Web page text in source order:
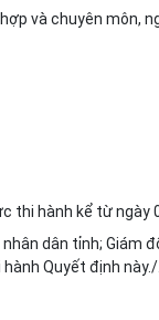
và chuyên môn,
thi hành kể từ ngày
nhân dân tỉnh; Giám
Quyết định này./.